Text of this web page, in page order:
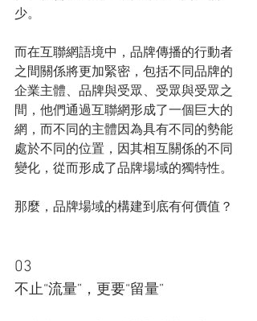
少。
而在互聯網語境中，品牌傳播的行動者
之間關係將更加緊密，包括不同品牌的
企業主體、品牌與受眾、受眾與受眾之
間，他們通過互聯網形成了一個巨大的
網，而不同的主體因為具有不同的勢能
處於不同的位置，因其相互關係的不同
變化，從而形成了品牌場域的獨特性。
那麼，品牌場域的構建到底有何價值？
03
不止“流量”，更要“留量”